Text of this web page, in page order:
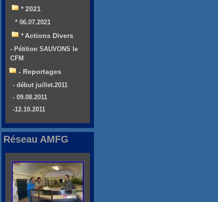
* 2021
* 06.07.2021
* Actions Divers
- Pétition SAUVONS le
CFM
- Reportages
- début juillet.2011
- 09.08.2011
-12.10.2011
Réseau AMFG